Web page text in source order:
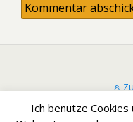
Ich benutze